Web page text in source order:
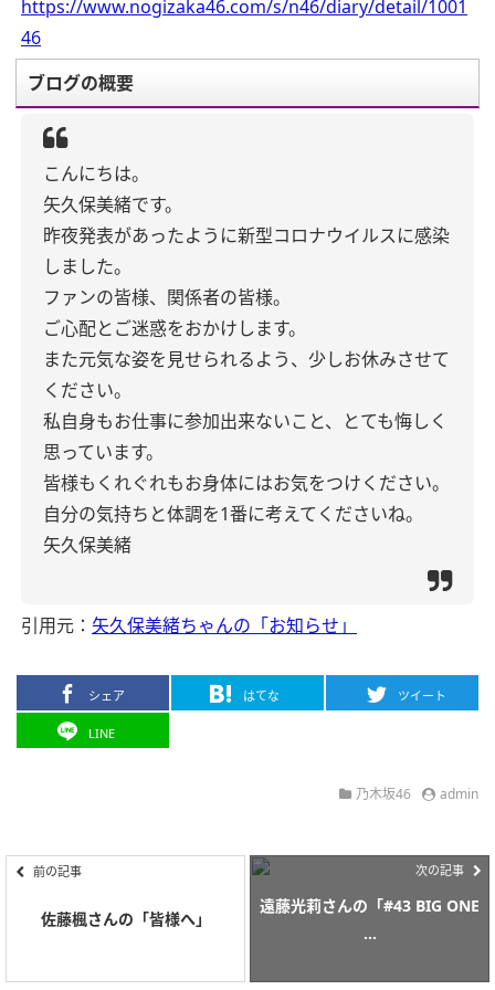
https://www.nogizaka46.com/s/n46/diary/detail/1001
46
ブログの概要
こんにちは。
矢久保美緒です。
昨夜発表があったように新型コロナウイルスに感染
しました。
ファンの皆様、関係者の皆様。
ご心配とご迷惑をおかけします。
また元気な姿を見せられるよう、少しお休みさせて
ください。
私自身もお仕事に参加出来ないこと、とても悔しく
思っています。
皆様もくれぐれもお身体にはお気をつけください。
自分の気持ちと体調を1番に考えてくださいね。
矢久保美緒
引用元： 矢久保美緒ちゃんの「お知らせ」
シェア はてな ツイート
LINE
乃木坂46 admin
前の記事
佐藤楓さんの「皆様へ」
次の記事
遠藤光莉さんの「#43 BIG ONE
...